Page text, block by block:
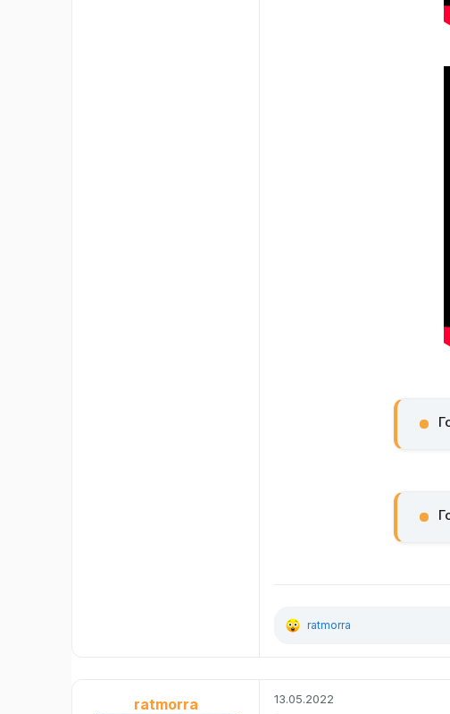
Р
и
ratmorra
ratmorra 13.05.2022